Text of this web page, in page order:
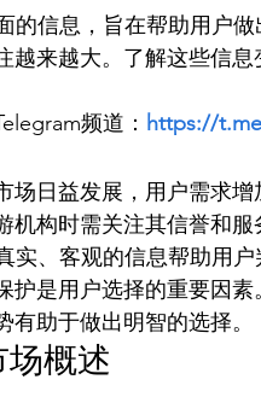
的信息，旨在帮助用户
越来越大。了解这些信
频道： https://
场日益发展，用户需求增
机构时需关注其信誉和服
实、客观的信息帮助用
护是用户选择的重要因素
有助于做出明智的选择。
概述